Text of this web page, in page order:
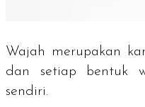
Wajah merupakan
dan setiap bentuk
sendiri.